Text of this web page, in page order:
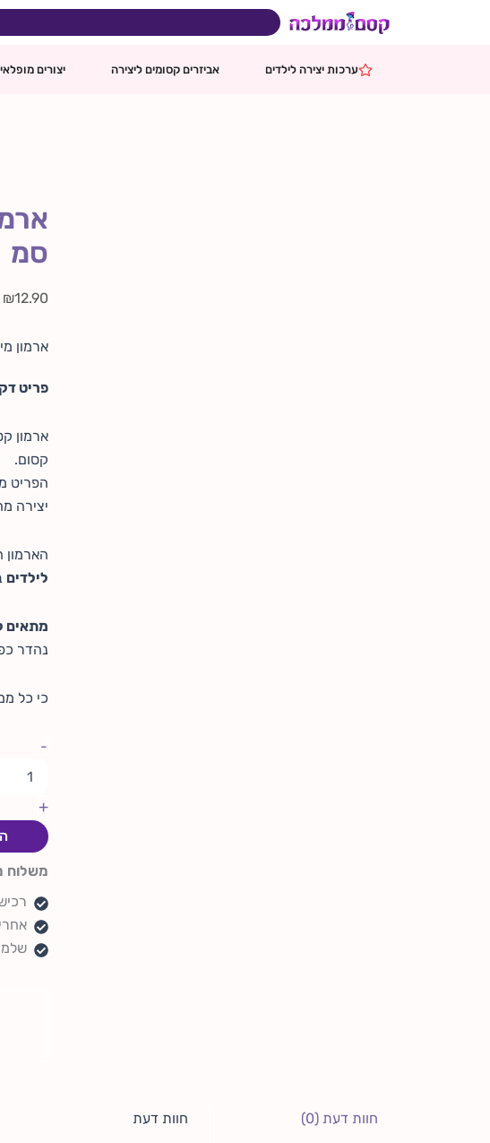
ערכות יצירה לילדים אביזרים קסומים ליצירה יצורים
סמ
₪12.90
ארמון
פריט
ארמון קטן
קסום.
הפריט
יצירה
הארמון
לילדים
מתאים
נהדר
כי כל
-
כמות
6
+
משלוח מהיר
חוות דעת (0) חוות דעת